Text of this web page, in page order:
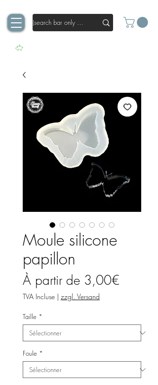
Moule silicone
papillon
À partir de 3,00€
TVA Incluse | zzgl. Versand
Taille *
Foule *